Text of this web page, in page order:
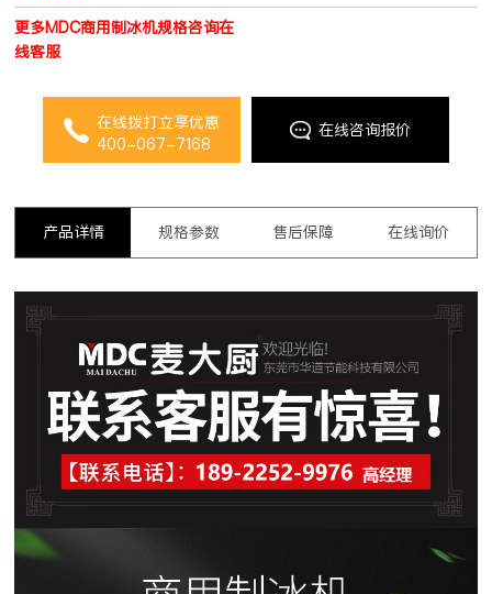
更多MDC商用制冰机规格咨询在
线客服
在线拨打立享优惠
400-067-7168
在线咨询报价
产品详情 规格参数 售后保障 在线询价